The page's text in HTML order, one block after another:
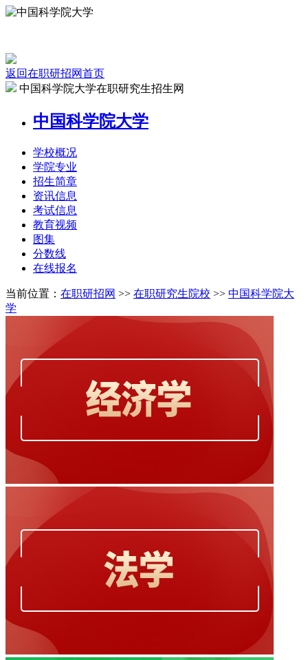
返回在职研招网首页
中国科学院大学在职研究生招生网
中国科学院大学
学校概况
学院专业
招生简章
资讯信息
考试信息
教育视频
图集
分数线
在线报名
当前位置： 在职研招网 >> 在职研究生院校 >> 中国科学院大
学